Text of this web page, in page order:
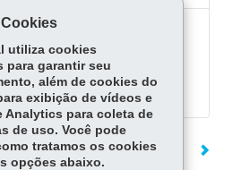
utiliza cookies
para garantir seu
além de cookies do
exibição de vídeos e
Analytics para coleta de
de uso. Você pode
tratamos os cookies
opções abaixo.